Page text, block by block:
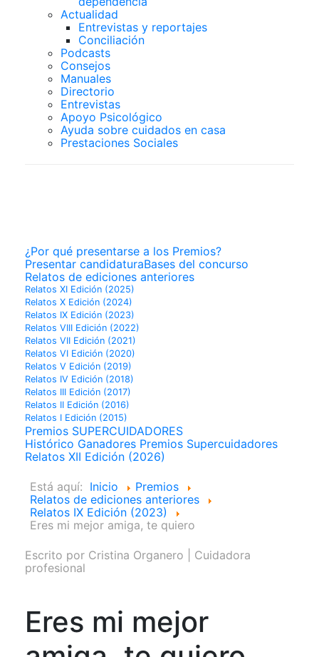
Actualidad
Entrevistas y reportajes
Conciliación
Podcasts
Consejos
Manuales
Directorio
Entrevistas
Apoyo Psicológico
Ayuda sobre cuidados en casa
Prestaciones Sociales
¿Por qué presentarse a los Premios?
Presentar candidaturaBases del concurso
Relatos de ediciones anteriores
Relatos XI Edición (2025)
Relatos X Edición (2024)
Relatos IX Edición (2023)
Relatos VIII Edición (2022)
Relatos VII Edición (2021)
Relatos VI Edición (2020)
Relatos V Edición (2019)
Relatos IV Edición (2018)
Relatos III Edición (2017)
Relatos II Edición (2016)
Relatos I Edición (2015)
Premios SUPERCUIDADORES
Histórico Ganadores Premios Supercuidadores
Relatos XII Edición (2026)
Está aquí: Inicio
Premios
Relatos de ediciones anteriores
Relatos IX Edición (2023)
Eres mi mejor amiga, te quiero
Escrito por Cristina Organero | Cuidadora
profesional
Eres mi mejor